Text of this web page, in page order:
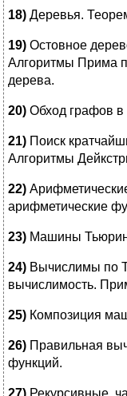
18) Деревья.
19) Остовное
Алгоритмы Прима
дерева.
20) Обход графов в
21) Поиск
Алгоритмы
22)
арифметические
23) Машины
24) Вычислимы по
вычислимость.
25) Композиция
26) Правильная
функций.